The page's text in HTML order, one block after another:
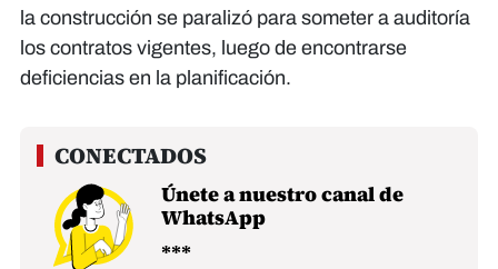
la construcción se paralizó para someter a auditoría
los contratos vigentes, luego de encontrarse
deficiencias en la planificación.
Únete a nuestro canal de
WhatsApp